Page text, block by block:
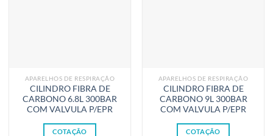
APARELHOS DE RESPIRAÇÃO
CILINDRO FIBRA DE
CARBONO 6.8L 300BAR
COM VALVULA P/EPR
COTAÇÃO
APARELHOS DE RESPIRAÇÃO
CILINDRO FIBRA DE
CARBONO 9L 300BAR
COM VALVULA P/EPR
COTAÇÃO